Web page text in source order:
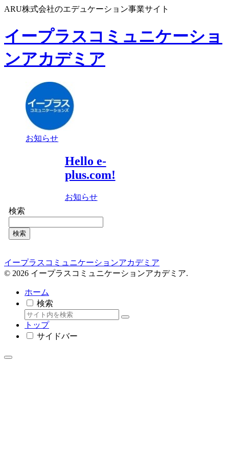
ARU株式会社のエデュケーション事業サイト
イープラスコミュニケーショ
ンアカデミア
お知らせ
Hello e-
plus.com!
お知らせ
検索
検索
イープラスコミュニケーションアカデミア
© 2026 イープラスコミュニケーションアカデミア.
ホーム
検索
トップ
サイドバー